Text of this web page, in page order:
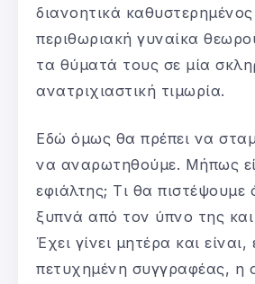
διανοητικά καθυστερημένος
περιθωριακή γυναίκα
τα θύματά τους σε μία
ανατριχιαστική τιμωρία.
Εδώ όμως θα πρέπει να
να αναρωτηθούμε. Μήπως
εφιάλτης; Τι θα
ξυπνά από τον ύπνο της και
Έχει γίνει μητέρα και είναι,
πετυχημένη συγγραφέας, η